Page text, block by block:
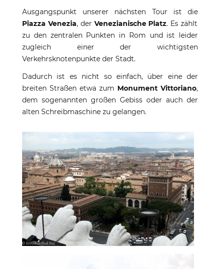
Ausgangspunkt unserer nächsten Tour ist die
Piazza Venezia, der Venezianische Platz. Es zählt
zu den zentralen Punkten in Rom und ist leider
zugleich einer der wichtigsten
Verkehrsknotenpunkte der Stadt.
Dadurch ist es nicht so einfach, über eine der
breiten Straßen etwa zum Monument Vittoriano,
dem sogenannten großen Gebiss oder auch der
alten Schreibmaschine zu gelangen.